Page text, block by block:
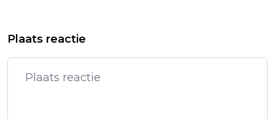
OVER AANPAK ARMOEDE
VREEMDELINGENWET DEELS NEGEREN
KAN VOLGENS AMBTENAREN MAAR
KORT
Plaats reactie